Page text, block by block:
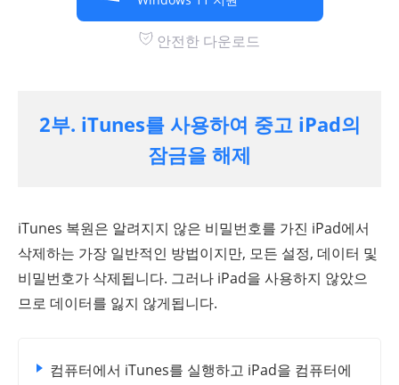
안전한 다운로드
2부. iTunes를 사용하여 중고 iPad의
잠금을 해제
iTunes 복원은 알려지지 않은 비밀번호를 가진 iPad에서
삭제하는 가장 일반적인 방법이지만, 모든 설정, 데이터 및
비밀번호가 삭제됩니다. 그러나 iPad을 사용하지 않았으
므로 데이터를 잃지 않게됩니다.
컴퓨터에서 iTunes를 실행하고 iPad을 컴퓨터에